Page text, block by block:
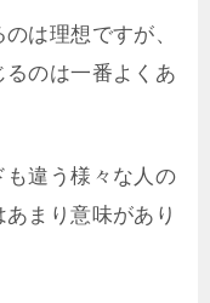
は理想ですが、
のは一番よくあ
違う様々な人の
まり意味があり